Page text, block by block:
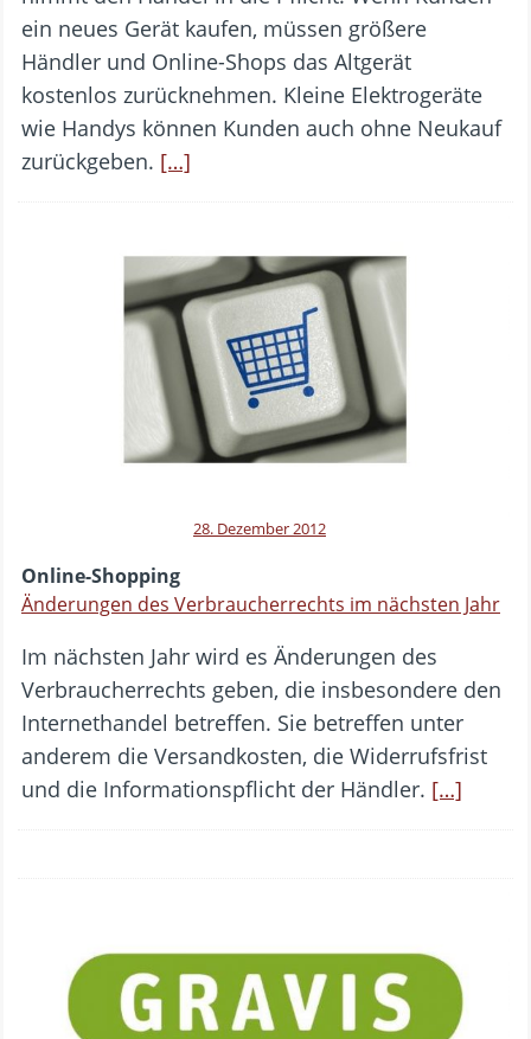
ein neues Gerät kaufen, müssen größere
Händler und Online-Shops das Altgerät
kostenlos zurücknehmen. Kleine Elektrogeräte
wie Handys können Kunden auch ohne Neukauf
zurückgeben. […]
28. Dezember 2012
Online-Shopping
Änderungen des Verbraucherrechts im nächsten Jahr
Im nächsten Jahr wird es Änderungen des
Verbraucherrechts geben, die insbesondere den
Internethandel betreffen. Sie betreffen unter
anderem die Versandkosten, die Widerrufsfrist
und die Informationspflicht der Händler. […]